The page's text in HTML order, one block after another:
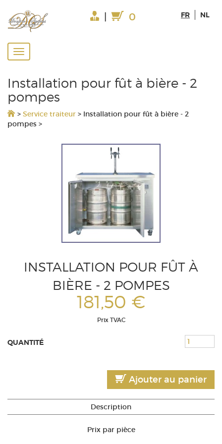
| 0 FR NL
Installation pour fût à bière - 2
pompes
> Service traiteur > Installation pour fût à bière - 2
pompes >
INSTALLATION POUR FÛT À
BIÈRE - 2 POMPES
181,50 €
Prix TVAC
QUANTITÉ
Ajouter au panier
Description
Prix par pièce